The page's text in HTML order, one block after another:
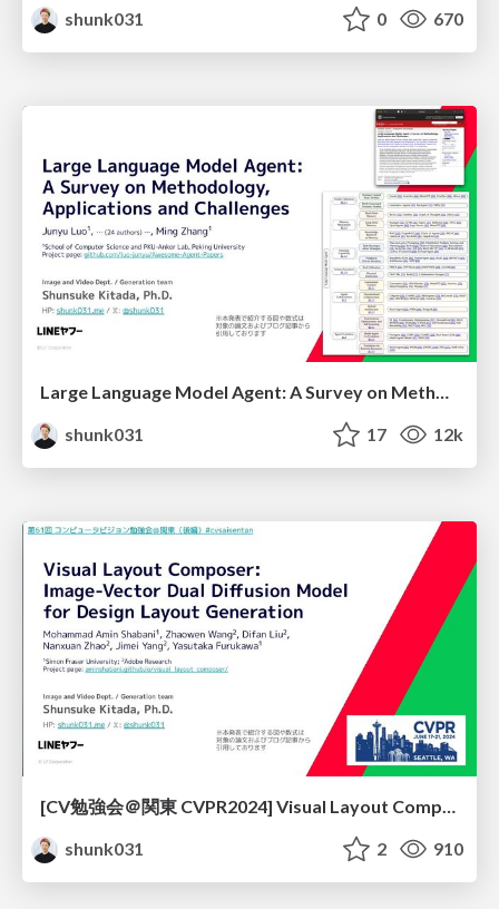
shunk031
0 670
shunk031
17 12k
[CV勉強会＠関東 CVPR2024] Visual Layout Composer: Image-Vector Dual Diffusion Model for Design Layout Generation / kantocv 61th CVPR 2024
shunk031
2 910